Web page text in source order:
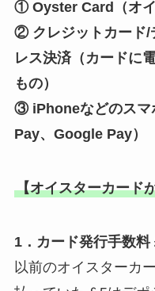
① Oyster Card（オイ
② クレジットカード/
レス決済（カードに
もの）
③ iPhoneなどのスマ
Pay、Google Pay）
【オイスターカード
1．カード発行手数料
以前のオイスターカ